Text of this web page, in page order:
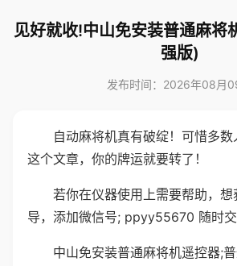
见好就收!中山免安装普通麻将
强版)
发布时间：2026年08月
自动麻将机真有破绽！可惜多数
这个文章，你的牌运就要转了！
若你在仪器使用上需要帮助，
导，添加微信号; ppyy55670 随时交
中山免安装普通麻将机遥控器;